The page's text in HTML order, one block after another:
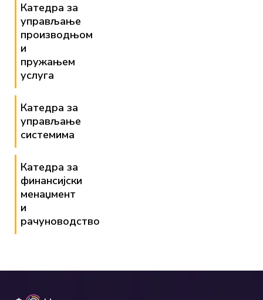
Катедра за
управљање
производњом
и
пружањем
услуга
Катедра за
управљање
системима
Катедра за
финансијски
менаџмент
и
рачуноводство